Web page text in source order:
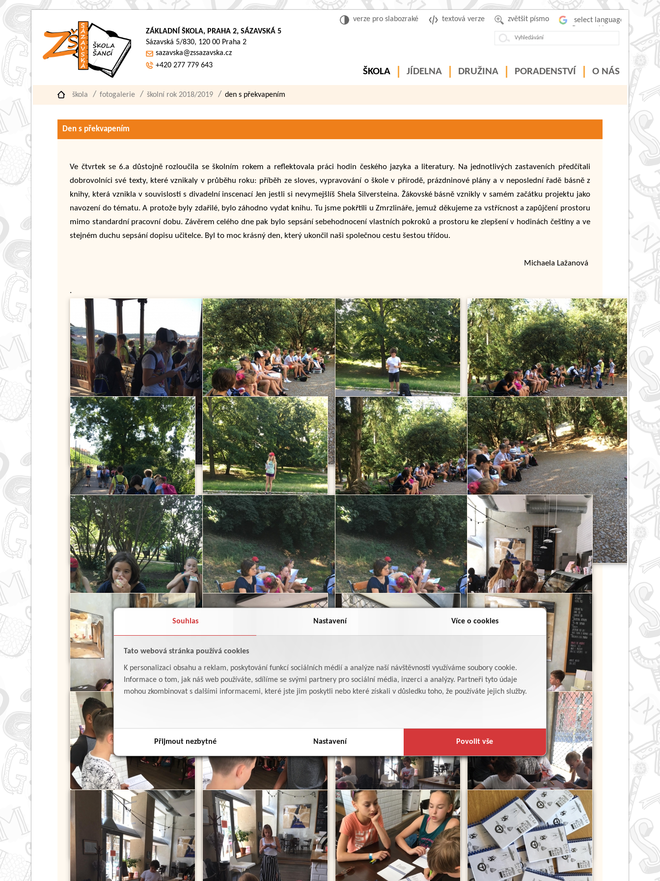
Souhlas Nastavení Více o cookies
Tato webová stránka používá cookies
K personalizaci obsahu a reklam, poskytování funkcí sociálních médií a analýze naší návštěvnosti využíváme soubory cookie.
Informace o tom, jak náš web používáte, sdílíme se svými partnery pro sociální média, inzerci a analýzy. Partneři tyto údaje
mohou zkombinovat s dalšími informacemi, které jste jim poskytli nebo které získali v důsledku toho, že používáte jejich služby.
Přijmout nezbytné Nastavení Povolit vše
zvětšit písmo
textová verze
verze pro slabozraké
ZÁKLADNÍ ŠKOLA, PRAHA 2, SÁZAVSKÁ 5
Sázavská 5/830, 120 00 Praha 2
sazavska@zssazavska.cz
+420 277 779 643
ŠKOLA JÍDELNA DRUŽINA PORADENSTVÍ O NÁS
škola fotogalerie školní rok 2018/2019 den s překvapením
Den s překvapením
Ve čtvrtek se 6.a důstojně rozloučila se školním rokem a reflektovala práci hodin českého jazyka a literatury. Na jednotlivých zastaveních předčítali
dobrovolníci své texty, které vznikaly v průběhu roku: příběh ze sloves, vypravování o škole v přírodě, prázdninové plány a v neposlední řadě básně z
knihy, která vznikla v souvislosti s divadelní inscenací Jen jestli si nevymejšlíš Shela Silversteina. Žákovské básně vznikly v samém začátku projektu jako
navození do tématu. A protože byly zdařilé, bylo záhodno vydat knihu. Tu jsme pokřtili u Zmrzlináře, jemuž děkujeme za vstřícnost a zapůjčení prostoru
mimo standardní pracovní dobu. Závěrem celého dne pak bylo sepsání sebehodnocení vlastních pokroků a prostoru ke zlepšení v hodinách češtiny a ve
stejném duchu sepsání dopisu učitelce. Byl to moc krásný den, který ukončil naši společnou cestu šestou třídou.
Michaela Lažanová
.